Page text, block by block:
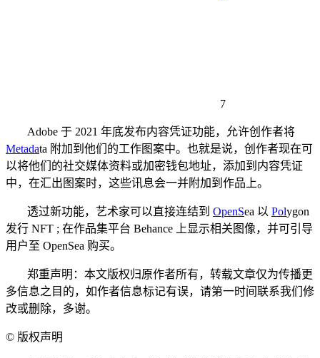
7
Adobe 于 2021 年底发布内容凭证功能，允许创作者将
Metadata 附加到他们的工作图案中。也就是说，创作者现在可
以将他们的社交媒体资料或加密钱包地址，添加到内容凭证
中，在汇出图案时，这些讯息会一并附加到作品上。
透过新功能，艺术家可以直接连结到 OpenSea 以 Polygon
发行 NFT ; 在作品集平台 Behance 上显示相关图像，并可引导
用户至 OpenSea 购买。
郑重声明：本文版权归原作者所有，转载文章仅为传播更
多信息之目的，如作者信息标记有误，请第一时间联系我们修
改或删除，多谢。
© 版权声明